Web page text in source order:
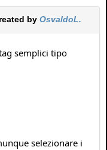
by OsvaldoL.
semplici tipo
selezionare i